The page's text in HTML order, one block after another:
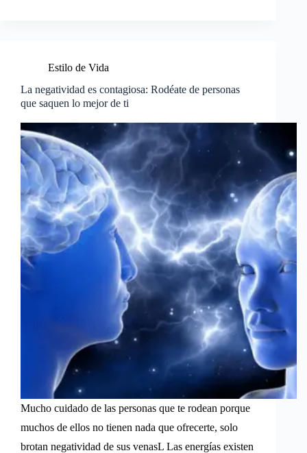
Estilo de Vida
La negatividad es contagiosa: Rodéate de personas
que saquen lo mejor de ti
Mucho cuidado de las personas que te rodean porque
muchos de ellos no tienen nada que ofrecerte, solo
brotan negatividad de sus venasL Las energías existen